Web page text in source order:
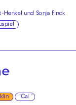
und Sonja Finck
iCal